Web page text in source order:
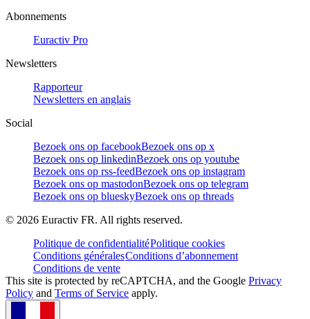
Abonnements
Euractiv Pro
Newsletters
Rapporteur
Newsletters en anglais
Social
Bezoek ons op facebookBezoek ons op x
Bezoek ons op linkedinBezoek ons op youtube
Bezoek ons op rss-feedBezoek ons op instagram
Bezoek ons op mastodonBezoek ons op telegram
Bezoek ons op blueskyBezoek ons op threads
© 2026 Euractiv FR. All rights reserved.
Politique de confidentialitéPolitique cookies
Conditions généralesConditions d’abonnement
Conditions de vente
This site is protected by reCAPTCHA, and the Google Privacy
Policy and Terms of Service apply.